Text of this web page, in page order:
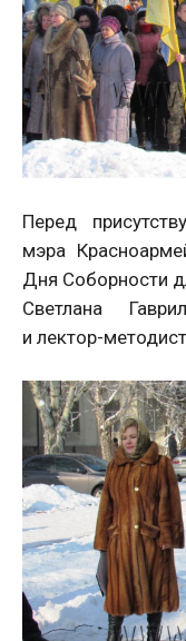
Перед
мэра
Дня Соборности
Светлана
и лектор-